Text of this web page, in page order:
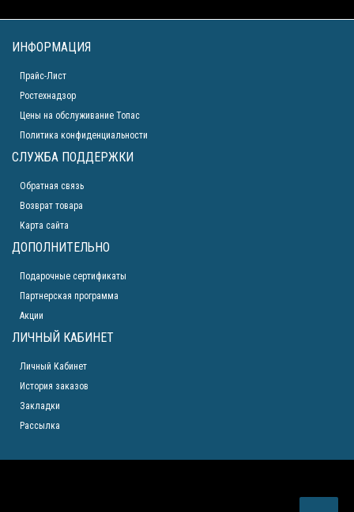
ИНФОРМАЦИЯ
Прайс-Лист
Ростехнадзор
Цены на обслуживание Топас
Политика конфиденциальности
СЛУЖБА ПОДДЕРЖКИ
Обратная связь
Возврат товара
Карта сайта
ДОПОЛНИТЕЛЬНО
Подарочные сертификаты
Партнерская программа
Акции
ЛИЧНЫЙ КАБИНЕТ
Личный Кабинет
История заказов
Закладки
Рассылка